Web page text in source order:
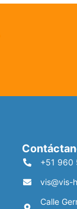
+51 960
vis@vis-
Calle